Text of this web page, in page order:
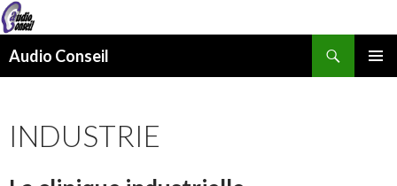
Audio Conseil
INDUSTRIE